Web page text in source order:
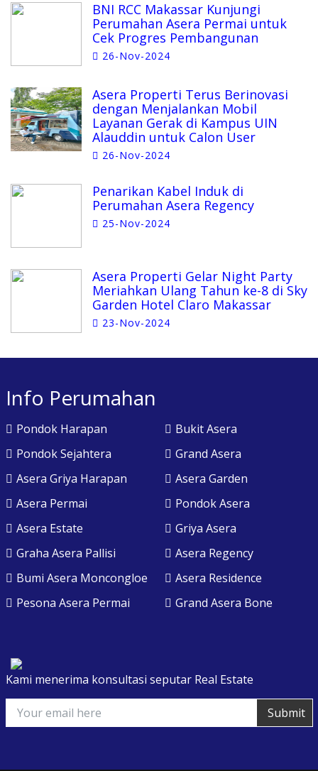
BNI RCC Makassar Kunjungi
Perumahan Asera Permai untuk
Cek Progres Pembangunan
26-Nov-2024
Asera Properti Terus Berinovasi
dengan Menjalankan Mobil
Layanan Gerak di Kampus UIN
Alauddin untuk Calon User
26-Nov-2024
Penarikan Kabel Induk di
Perumahan Asera Regency
25-Nov-2024
Asera Properti Gelar Night Party
Meriahkan Ulang Tahun ke-8 di Sky
Garden Hotel Claro Makassar
23-Nov-2024
Info Perumahan
Pondok Harapan
Pondok Sejahtera
Asera Griya Harapan
Asera Permai
Asera Estate
Graha Asera Pallisi
Bumi Asera Moncongloe
Pesona Asera Permai
Bukit Asera
Grand Asera
Asera Garden
Pondok Asera
Griya Asera
Asera Regency
Asera Residence
Grand Asera Bone
Kami menerima konsultasi seputar Real Estate
Submit